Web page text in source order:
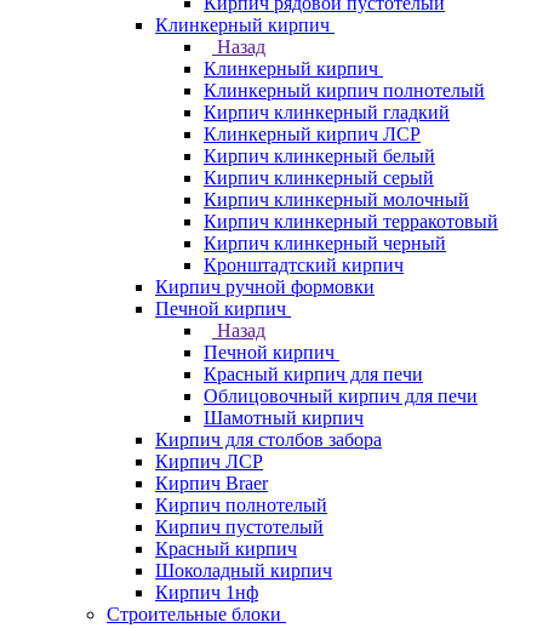
Клинкерный кирпич
Назад
Клинкерный кирпич
Клинкерный кирпич полнотелый
Кирпич клинкерный гладкий
Клинкерный кирпич ЛСР
Кирпич клинкерный белый
Кирпич клинкерный серый
Кирпич клинкерный молочный
Кирпич клинкерный терракотовый
Кирпич клинкерный черный
Кронштадтский кирпич
Кирпич ручной формовки
Печной кирпич
Назад
Печной кирпич
Красный кирпич для печи
Облицовочный кирпич для печи
Шамотный кирпич
Кирпич для столбов забора
Кирпич ЛСР
Кирпич Braer
Кирпич полнотелый
Кирпич пустотелый
Красный кирпич
Шоколадный кирпич
Кирпич 1нф
Строительные блоки